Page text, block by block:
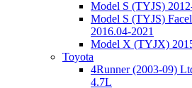
Model S (TYJS)
Model S (TYJS)
2016.04-2021
Model X (TYJX)
Toyota
4Runner (2003-09)
4.7L